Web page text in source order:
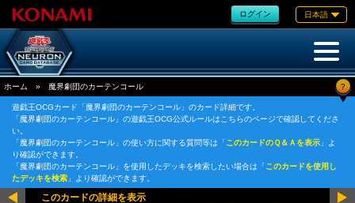
ログイン 日本語
ホーム » 魔界劇団のカーテンコール ?
遊戯王OCGカード「魔界劇団のカーテンコール」のカード詳細です。
「魔界劇団のカーテンコール」の遊戯王OCG公式ルールはこちらのページで確認してくださ
い。
「魔界劇団のカーテンコール」の使い方に関する質問等は「このカードのＱ＆Ａを表示 」よ
り確認ができます。
「魔界劇団のカーテンコール」を使用したデッキを検索したい場合は「このカードを使用し
たデッキを検索 」より確認ができます。